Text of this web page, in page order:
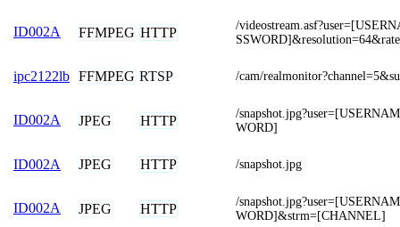
ID002A FFMPEG HTTP
/
ipc2122lb FFMPEG RTSP /cam/
ID002A JPEG HTTP
/
WORD]
ID002A JPEG HTTP /snapshot.jpg
ID002A JPEG HTTP
/
WORD]&strm=[CHANNEL]